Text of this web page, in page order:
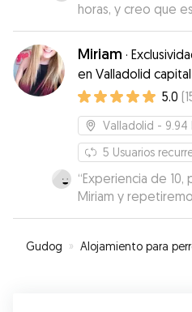
horas, y creo que
enviaron fotos en
estaba tranquila,
Miriam ·
en Valladolid capital
5.0 (
Valladolid - 9.94
5 Usuarios
“Experiencia de 10,
Miriam y
Togo y en
Gudog » Alojamiento para